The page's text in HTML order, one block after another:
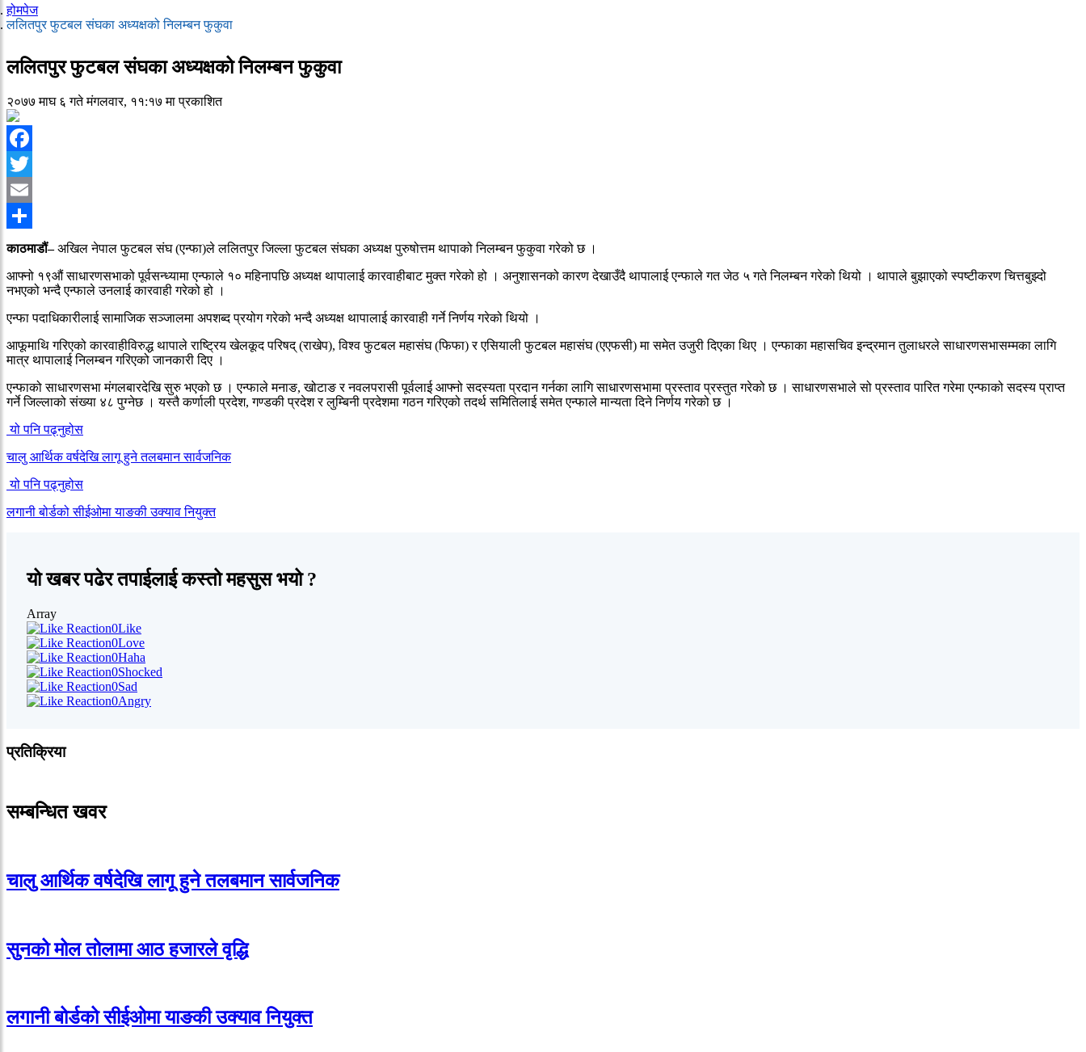
होमपेज
ललितपुर फुटबल संघका अध्यक्षको निलम्बन फुकुवा
ललितपुर फुटबल संघका अध्यक्षको निलम्बन फुकुवा
२०७७ माघ ६ गते मंगलवार, ११:१७ मा प्रकाशित
Facebook
Twitter
Email
Share
काठमाडौं–अखिल नेपाल फुटबल संघ (एन्फा)ले ललितपुर जिल्ला फुटबल संघका अध्यक्ष पुरुषोत्तम थापाको निलम्बन फुकुवा गरेको छ ।
आफ्नो १९औं साधारणसभाको पूर्वसन्ध्यामा एन्फाले १० महिनापछि अध्यक्ष थापालाई कारवाहीबाट मुक्त गरेको हो । अनुशासनको कारण देखाउँदै थापालाई एन्फाले गत जेठ ५ गते निलम्बन गरेको थियो । थापाले बुझाएको स्पष्टीकरण चित्तबुझ्दो
नभएको भन्दै एन्फाले उनलाई कारवाही गरेको हो ।
एन्फा पदाधिकारीलाई सामाजिक सञ्जालमा अपशब्द प्रयोग गरेको भन्दै अध्यक्ष थापालाई कारवाही गर्ने निर्णय गरेको थियो ।
आफूमाथि गरिएको कारवाहीविरुद्ध थापाले राष्ट्रिय खेलकूद परिषद् (राखेप), विश्व फुटबल महासंघ (फिफा) र एसियाली फुटबल महासंघ (एएफसी) मा समेत उजुरी दिएका थिए । एन्फाका महासचिव इन्द्रमान तुलाधरले साधारणसभासम्मका लागि
मात्र थापालाई निलम्बन गरिएको जानकारी दिए ।
एन्फाको साधारणसभा मंगलबारदेखि सुरु भएको छ । एन्फाले मनाङ, खोटाङ र नवलपरासी पूर्वलाई आफ्नो सदस्यता प्रदान गर्नका लागि साधारणसभामा प्रस्ताव प्रस्तुत गरेको छ । साधारणसभाले सो प्रस्ताव पारित गरेमा एन्फाको सदस्य प्राप्त
गर्ने जिल्लाको संख्या ४८ पुग्नेछ । यस्तै कर्णाली प्रदेश, गण्डकी प्रदेश र लुम्बिनी प्रदेशमा गठन गरिएको तदर्थ समितिलाई समेत एन्फाले मान्यता दिने निर्णय गरेको छ ।
यो पनि पढ्नुहोस
चालु आर्थिक वर्षदेखि लागू हुने तलबमान सार्वजनिक
यो पनि पढ्नुहोस
लगानी बोर्डको सीईओमा याङकी उक्याव नियुक्त
यो खबर पढेर तपाईलाई कस्तो महसुस भयो ?
Array
0Like
0Love
0Haha
0Shocked
0Sad
0Angry
प्रतिक्रिया
सम्बन्धित खवर
चालु आर्थिक वर्षदेखि लागू हुने तलबमान सार्वजनिक
सुनको मोल तोलामा आठ हजारले वृद्धि
लगानी बोर्डको सीईओमा याङकी उक्याव नियुक्त